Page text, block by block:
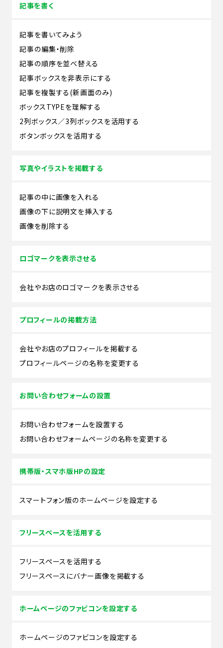
記事を書く
記事を書いてみよう
記事の編集・削除
記事の順序を並べ替える
記事ボックスを非表示にする
記事を複製する(新画面のみ)
ボックスTYPEを理解する
2列ボックス／3列ボックスを活用する
ボタンボックスを活用する
写真やイラストを掲載する
記事の中に画像を入れる
画像の下に説明文を挿入する
画像を削除する
ロゴマークを表示させる
会社やお店のロゴマークを表示させる
プロフィールの掲載方法
会社やお店のプロフィールを掲載する
プロフィールページの名称を変更する
お問い合わせフォームの設置
お問い合わせフォームを設置する
お問い合わせフォームページの名称を変更する
携帯版・スマホ版HPの設定
スマートフォン版のホームページを設定する
フリースペースを活用する
フリースペースを活用する
フリースペースにバナー画像を掲載する
ホームページのファビコンを設定する
ホームページのファビコンを設定する